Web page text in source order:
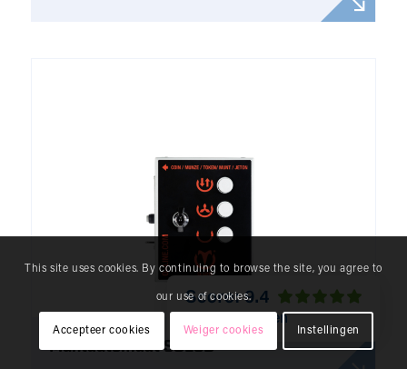
Muntautomaat SOLCD
This site uses cookies. By continuing to browse the site, you agree to
our use of cookies.
Accepteer cookies Weiger cookies Instellingen
Lees ervaringen